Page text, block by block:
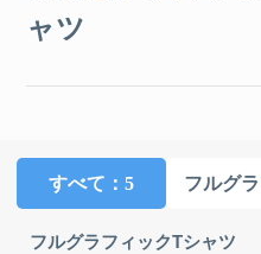
ャツ
すべて ：5 フルグ
フルグラフィックTシャツ